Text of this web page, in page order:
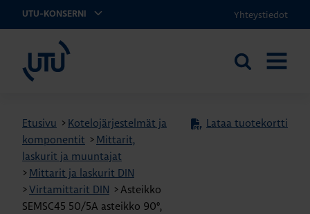
UTU-KONSERNI Yhteystiedot
Etsi
Etusivu > Kotelojärjestelmät ja
komponentit > Mittarit,
laskurit ja muuntajat
> Mittarit ja laskurit DIN
>Virtamittarit DIN >Asteikko
SEMSC45 50/5A asteikko 90º,
Lataa tuotekortti